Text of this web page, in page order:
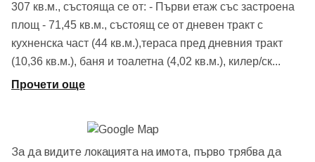
307 кв.м., състояща се от: - Първи етаж със застроена
площ - 71,45 кв.м., състоящ се от дневен тракт с
кухненска част (44 кв.м.),тераса пред дневния тракт
(10,36 кв.м.), баня и тоалетна (4,02 кв.м.), килер/ск...
Прочети още
За да видите локацията на имота, първо трябва да